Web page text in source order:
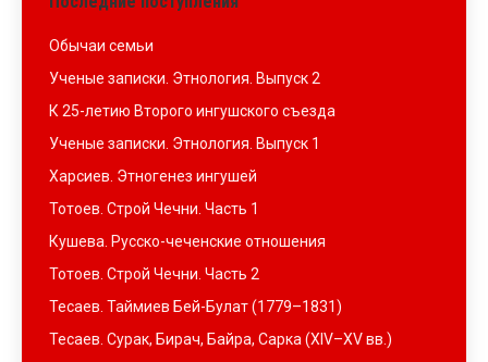
Обычаи семьи
Ученые записки. Этнология. Выпуск 2
К 25-летию Второго ингушского съезда
Ученые записки. Этнология. Выпуск 1
Харсиев. Этногенез ингушей
Тотоев. Строй Чечни. Часть 1
Кушева. Русско-чеченские отношения
Тотоев. Строй Чечни. Часть 2
Тесаев. Таймиев Бей-Булат (1779–1831)
Тесаев. Сурак, Бирач, Байра, Сарка (XIV–XV вв.)